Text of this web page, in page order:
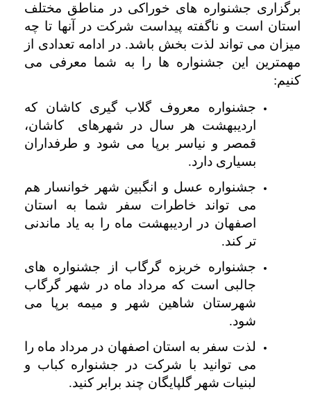
برگزاری جشنواره های خوراکی در مناطق مختلف
استان است و ناگفته پیداست شرکت در آنها تا چه
میزان می تواند لذت بخش باشد. در ادامه تعدادی از
مهمترین این جشنواره ها را به شما معرفی می
کنیم:
جشنواره معروف گلاب گیری کاشان که
اردیبهشت هر سال در شهرهای کاشان،
قمصر و نیاسر برپا می شود و طرفداران
بسیاری دارد.
جشنواره عسل و انگبین شهر خوانسار هم
می تواند خاطرات سفر شما به استان
اصفهان در اردیبهشت ماه را به یاد ماندنی
تر کند.
جشنواره خربزه گرگاب از جشنواره های
جالبی است که مرداد ماه در شهر گرگاب
شهرستان شاهین شهر و میمه برپا می
شود.
لذت سفر به استان اصفهان در مرداد ماه را
می توانید با شرکت در جشنواره کباب و
لبنیات شهر گلپایگان چند برابر کنید.